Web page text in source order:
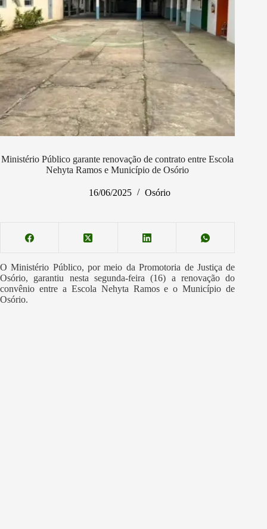
Ministério Público garante renovação de contrato entre Escola
Nehyta Ramos e Município de Osório
16/06/2025 Osório
O Ministério Público, por meio da Promotoria de Justiça de
Osório, garantiu nesta segunda-feira (16) a renovação do
convênio entre a Escola Nehyta Ramos e o Município de
Osório.